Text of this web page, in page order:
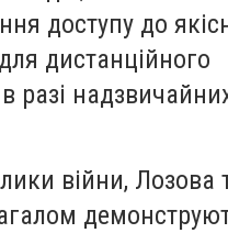
доступу до
дистанційного
разі
війни, Лозова